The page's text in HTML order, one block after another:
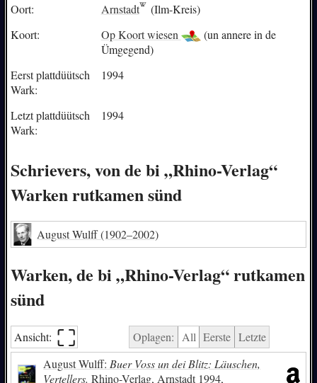
Oort:
Arnstadt
(Ilm-Kreis)
Koort:
Op Koort wiesen
(un annere in de
Ümgegend)
Eerst plattdüütsch
Wark:
1994
Letzt plattdüütsch
Wark:
1994
Schrievers, von de bi „Rhino-Verlag“
Warken rutkamen sünd
August Wulff(1902–2002)
Warken, de bi „Rhino-Verlag“ rutkamen
sünd
Ansicht: ⛶︎ Oplagen: All Eerste Letzte
August Wulff: Buer Voss un dei Blitz: Läuschen,
Vertellers. Rhino-Verlag, Arnstadt 1994,